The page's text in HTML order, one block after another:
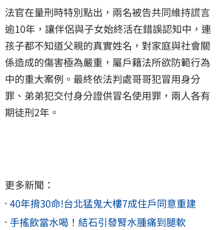
法官在量刑時特別點出，兩名被告共同維持謊言
逾10年，讓伴侶與子女始終活在錯誤認知中，連
孩子都不知道父親的真實姓名，對家庭與社會關
係造成的傷害極為嚴重，屬戶籍法所欲防範行為
中的重大案例。最終依法判處哥哥犯冒用身分
罪、弟弟犯交付身分證供冒名使用罪，兩人各有
期徒刑2年。
更多新聞：
40年揹30命!台北猛鬼大樓7成住戶同意重建
手搖飲當水喝！結石引發腎水腫痛到腿軟